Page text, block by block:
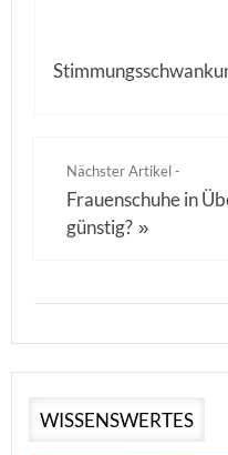
Nächster Artikel -
Frauenschuhe in
günstig? »
WISSENSWERTES